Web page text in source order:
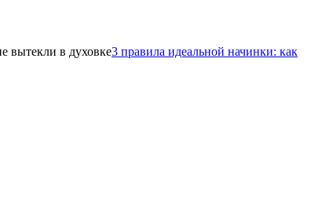
3 правила идеальной начинки: как